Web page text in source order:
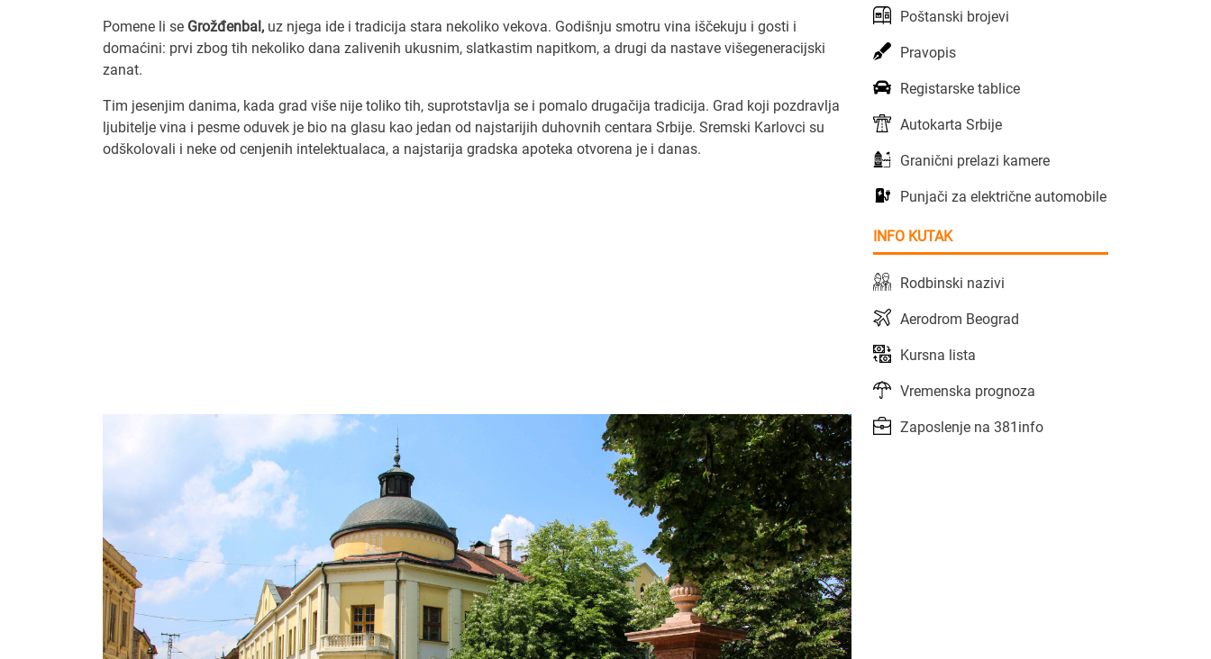
Pomene li se Grožđenbal, uz njega ide i tradicija stara nekoliko vekova. Godišnju smotru vina iščekuju i gosti i
domaćini: prvi zbog tih nekoliko dana zalivenih ukusnim, slatkastim napitkom, a drugi da nastave višegeneracijski
zanat.
Tim jesenjim danima, kada grad više nije toliko tih, suprotstavlja se i pomalo drugačija tradicija. Grad koji pozdravlja
ljubitelje vina i pesme oduvek je bio na glasu kao jedan od najstarijih duhovnih centara Srbije. Sremski Karlovci su
odškolovali i neke od cenjenih intelektualaca, a najstarija gradska apoteka otvorena je i danas.
Poštanski brojevi
Pravopis
Registarske tablice
Autokarta Srbije
Granični prelazi kamere
Punjači za električne automobile
INFO KUTAK
Rodbinski nazivi
Aerodrom Beograd
Kursna lista
Vremenska prognoza
Zaposlenje na 381info